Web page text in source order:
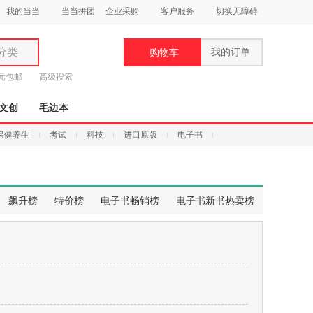
我的当当 当当拼团 企业采购 客户服务 切换无障碍
类
包邮 高级搜索
购物车 我的订单
创 毛边本
健养生 考试 科技 进口原版 电子书
飙升榜 特价榜 电子书畅销榜 电子书新书热卖榜